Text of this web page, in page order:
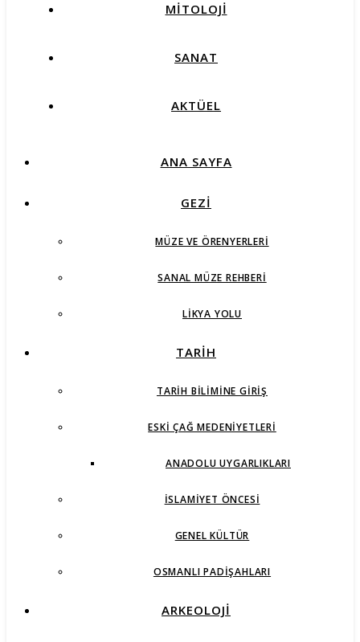
MİTOLOJİ
SANAT
AKTÜEL
ANA SAYFA
GEZİ
MÜZE VE ÖRENYERLERI
SANAL MÜZE REHBERI
LIKYA YOLU
TARİH
TARIH BILIMINE GIRIŞ
ESKI ÇAĞ MEDENIYETLERI
ANADOLU UYGARLIKLARI
İSLAMIYET ÖNCESI
GENEL KÜLTÜR
OSMANLI PADIŞAHLARI
ARKEOLOJİ